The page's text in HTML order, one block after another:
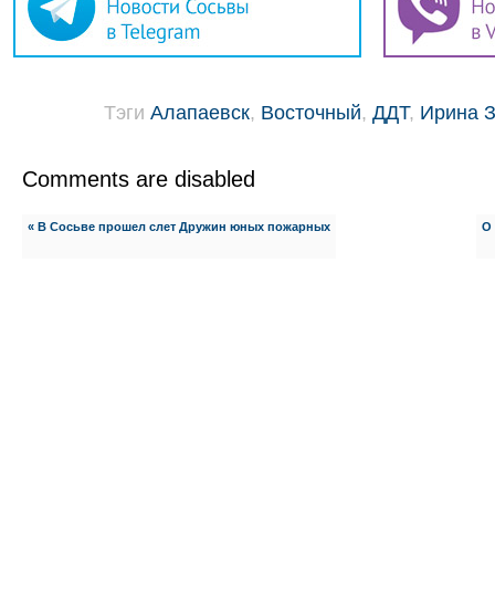
Тэги Алапаевск, Восточный, ДДТ, Ирина
Comments are disabled
« В Сосьве прошел слет Дружин юных пожарных О